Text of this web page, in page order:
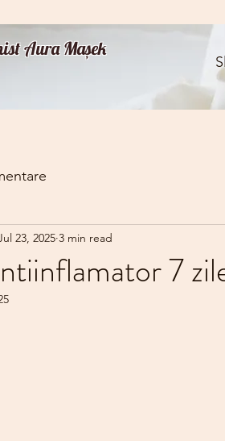
Aura Mașek
7
23, 2025 3 min read